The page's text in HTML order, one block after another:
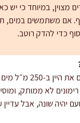
מצוין, במיוחד כי יש
כדי להדק רוטב.
יהיה שונה, אבל עדיין